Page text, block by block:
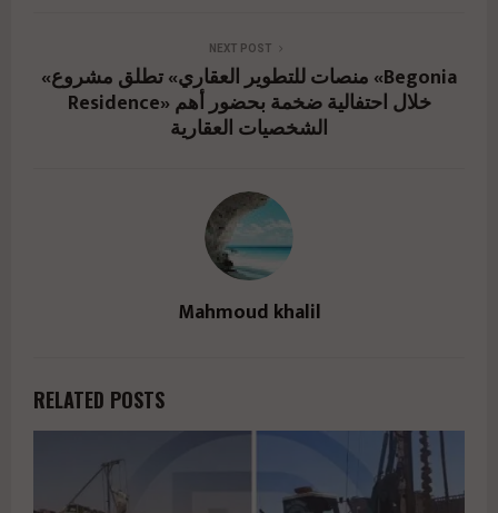
%d8%aa%d8%b9%d8%a7%d9%88%d9%86-
%d8%a7%d8%b3%d8%aa%d8%b1/" href="#">
NEXT POST
«منصات للتطوير العقاري» تطلق مشروع «Begonia
Residence» خلال احتفالية ضخمة بحضور أهم
الشخصيات العقارية
Mahmoud khalil
RELATED POSTS